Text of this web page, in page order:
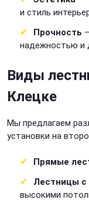
и стиль
Прочность
надежностью и
Виды
Клецке
Мы предлагаем
установки на
Прямые
Лестницы
высокими